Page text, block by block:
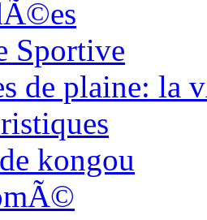
Sportive
de plaine:
kongou